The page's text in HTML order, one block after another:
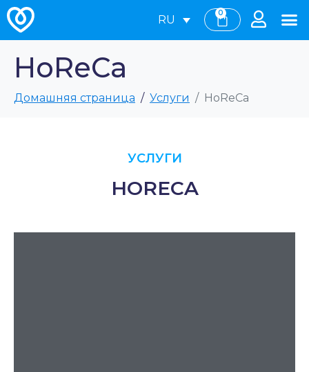
RU
0
HoReCa​
Домашняя страница Услуги HoReCa​
УСЛУГИ
HORECA​